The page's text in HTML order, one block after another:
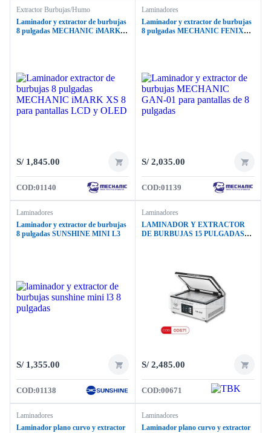
Extractor Burbujas/Humo
Laminador y extractor de burbujas
8 pulgadas MECHANIC iMARK
S/1,845.00
COD:01140
Laminadores
Laminador y extractor de burbujas
8 pulgadas MECHANIC FENIX
S/2,035.00
COD:01139
Laminadores
Laminador y extractor de burbujas
8 pulgadas SUNSHINE MINI L3
S/1,355.00
COD:01138
Laminadores
LAMINADOR Y EXTRACTOR
DE BURBUJAS 15 PULGADAS
S/2,485.00
COD:00671
Laminadores
Laminador plano curvo y extractor
Laminadores
Laminador plano curvo y extractor